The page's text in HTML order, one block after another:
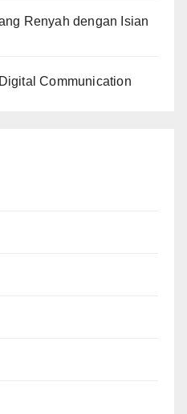
Renyah dengan Isian
Communication